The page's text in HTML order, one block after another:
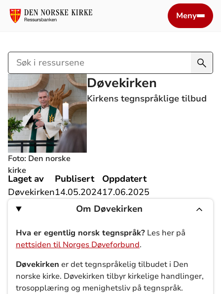
Meny
Søk
i
ressursene
Foto: Den norske
kirke
Døvekirken
Kirkens tegnspråklige tilbud
Laget av
Døvekirken
Publisert
14.05.2024
Oppdatert
17.06.2025
Om Døvekirken
Hva er egentlig norsk tegnspråk? Les her på
nettsiden til Norges Døveforbund.
Døvekirken er det tegnspråkelig tilbudet i Den
norske kirke. Døvekirken tilbyr kirkelige handlinger,
trosopplæring og menighetsliv på tegnspråk.